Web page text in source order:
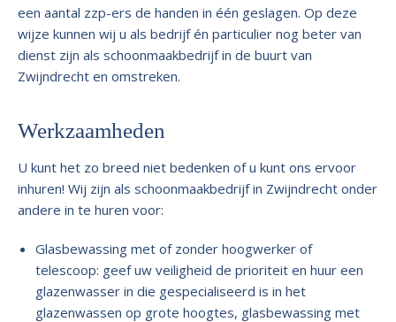
een aantal zzp-ers de handen in één geslagen. Op deze
wijze kunnen wij u als bedrijf én particulier nog beter van
dienst zijn als schoonmaakbedrijf in de buurt van
Zwijndrecht en omstreken.
Werkzaamheden
U kunt het zo breed niet bedenken of u kunt ons ervoor
inhuren! Wij zijn als schoonmaakbedrijf in Zwijndrecht onder
andere in te huren voor:
Glasbewassing met of zonder hoogwerker of
telescoop: geef uw veiligheid de prioriteit en huur een
glazenwasser in die gespecialiseerd is in het
glazenwassen op grote hoogtes, glasbewassing met